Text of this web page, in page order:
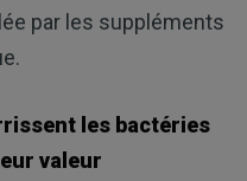
par les suppléments
les bactéries
valeur